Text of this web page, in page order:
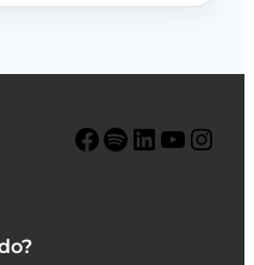
Facebook Spotify LinkedIn YouTube Instagram